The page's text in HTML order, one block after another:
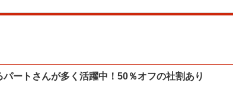
ートさんが多く活躍中！50％オフの社割あり